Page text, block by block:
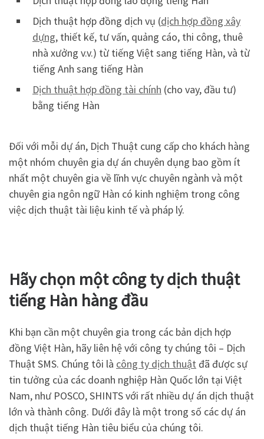
Dịch thuật hợp đồng dịch vụ (dịch hợp đồng xây
dựng, thiết kế, tư vấn, quảng cáo, thi công, thuê
nhà xưởng v.v.) từ tiếng Việt sang tiếng Hàn, và từ
tiếng Anh sang tiếng Hàn
Dịch thuật hợp đồng tài chính (cho vay, đầu tư)
bằng tiếng Hàn
Đối với mỗi dự án, Dịch Thuật cung cấp cho khách hàng
một nhóm chuyên gia dự án chuyên dụng bao gồm ít
nhất một chuyên gia về lĩnh vực chuyên ngành và một
chuyên gia ngôn ngữ Hàn có kinh nghiệm trong công
việc dịch thuật tài liệu kinh tế và pháp lý.
Hãy chọn một công ty dịch thuật
tiếng Hàn hàng đầu
Khi bạn cần một chuyên gia trong các bản dịch hợp
đồng Việt Hàn, hãy liên hệ với công ty chúng tôi – Dịch
Thuật SMS. Chúng tôi là công ty dịch thuật đã được sự
tin tưởng của các doanh nghiệp Hàn Quốc lớn tại Việt
Nam, như POSCO, SHINTS với rất nhiều dự án dịch thuật
lớn và thành công. Dưới đây là một trong số các dự án
dịch thuật tiếng Hàn tiêu biểu của chúng tôi.